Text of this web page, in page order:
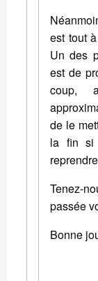
est tout
Un des
est de
coup,
de le
la fin si
Tenez-
passée
Bonne